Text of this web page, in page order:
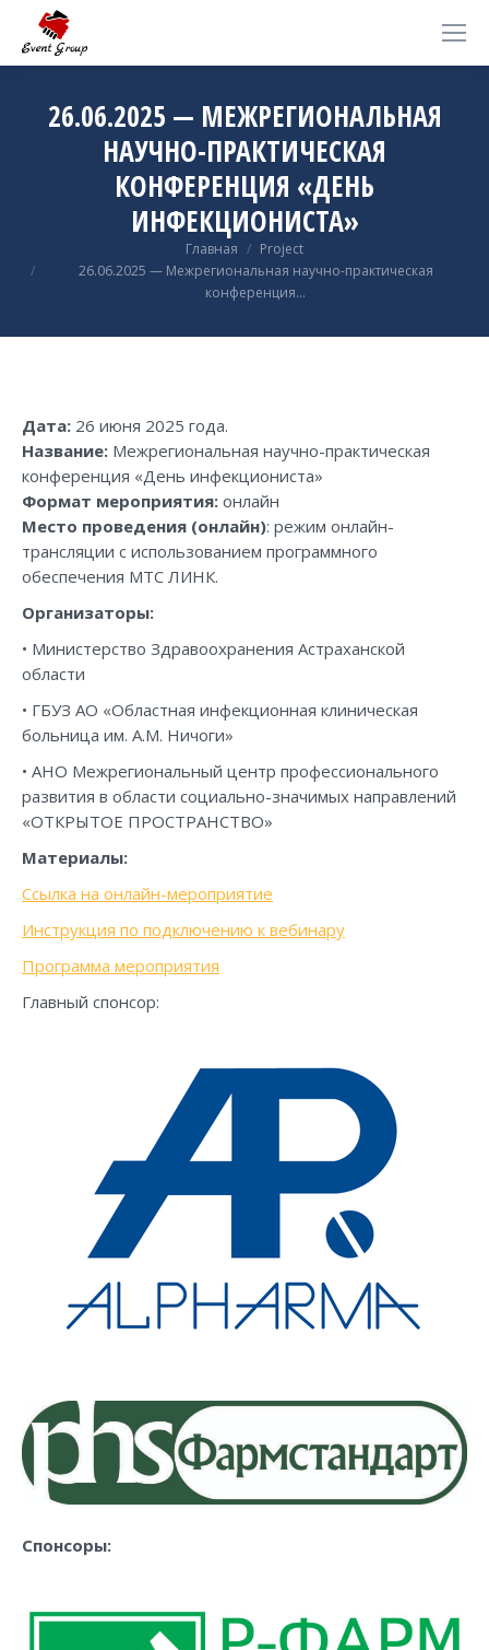
26.06.2025 — МЕЖРЕГИОНАЛЬНАЯ
НАУЧНО-ПРАКТИЧЕСКАЯ
КОНФЕРЕНЦИЯ «ДЕНЬ
ИНФЕКЦИОНИСТА»
Главная
Project
26.06.2025 — Межрегиональная научно-практическая
конференция…
Дата: 26 июня 2025 года.
Название: Межрегиональная научно-практическая
конференция «День инфекциониста»
Формат мероприятия: онлайн
Место проведения (онлайн): режим онлайн-
трансляции с использованием программного
обеспечения МТС ЛИНК.
Организаторы:
• Министерство Здравоохранения Астраханской
области
• ГБУЗ АО «Областная инфекционная клиническая
больница им. А.М. Ничоги»
• АНО Межрегиональный центр профессионального
развития в области социально-значимых направлений
«ОТКРЫТОЕ ПРОСТРАНСТВО»
Материалы:
Ссылка на онлайн-мероприятие
Инструкция по подключению к вебинару
Программа мероприятия
Главный спонсор:
Спонсоры: